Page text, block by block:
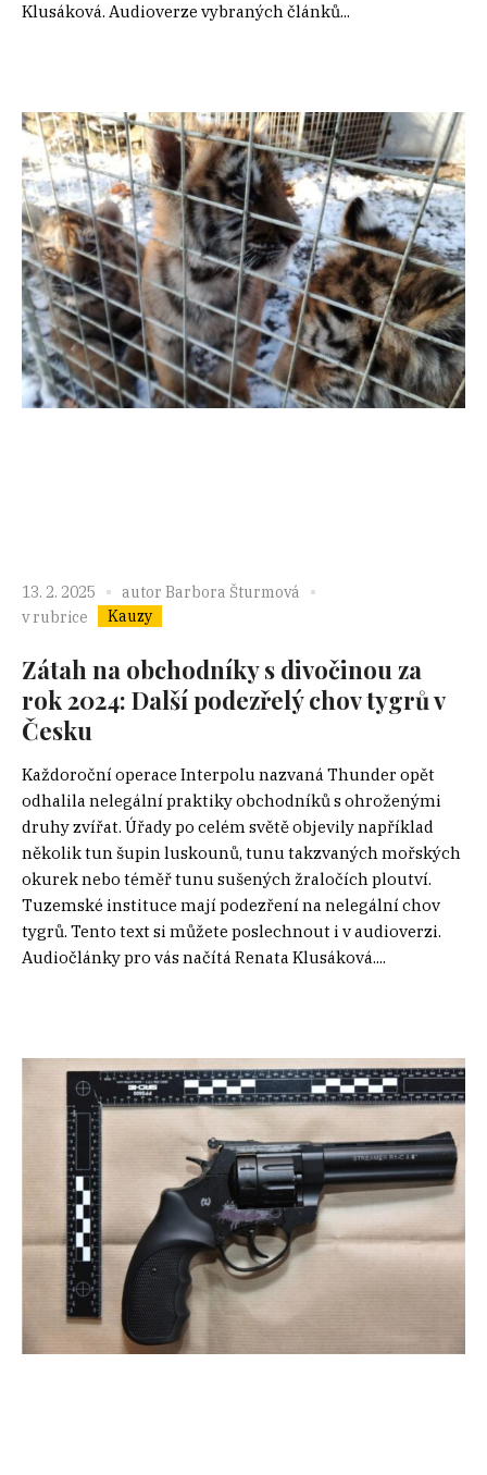
Klusáková. Audioverze vybraných článků...
13. 2. 2025 autor Barbora Šturmová
v rubrice
Kauzy
Zátah na obchodníky s divočinou za
rok 2024: Další podezřelý chov tygrů v
Česku
Každoroční operace Interpolu nazvaná Thunder opět
odhalila nelegální praktiky obchodníků s ohroženými
druhy zvířat. Úřady po celém světě objevily například
několik tun šupin luskounů, tunu takzvaných mořských
okurek nebo téměř tunu sušených žraločích ploutví.
Tuzemské instituce mají podezření na nelegální chov
tygrů. Tento text si můžete poslechnout i v audioverzi.
Audiočlánky pro vás načítá Renata Klusáková....